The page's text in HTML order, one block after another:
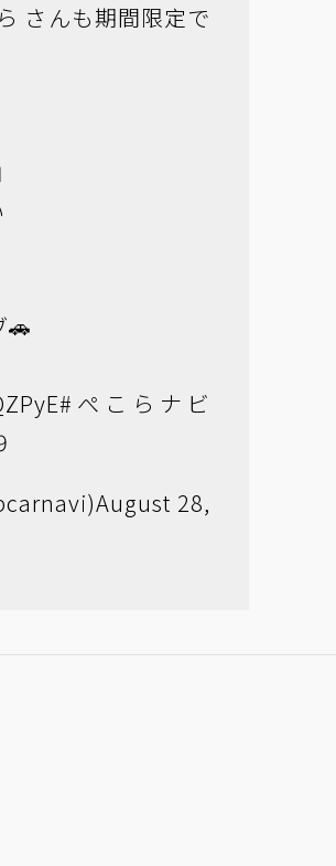
さんも期間限定で
🚗
#ぺこらナビ
August 28,